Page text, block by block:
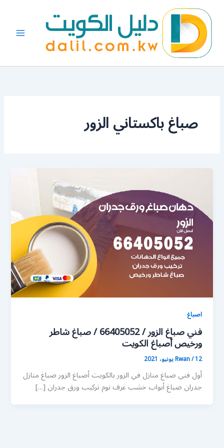
المحتوى
صباغ باكستاني الزور
اصباغ
فني صباغ الزور / 66405052 / صباغ شاطر
ورخيص أصباغ الكويت
Rwan/12 يونيو، 2021
أول فني صباغ منازل في الزور بالكويت أصباغ الزور صباغ منازل
جدران صباغ أبواب خشب غرف نوم تركيب ورق جدران […]